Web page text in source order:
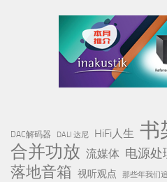
DAC解码器 DALI 达尼 HiFi人生 书
合并功放 流媒体 电源处
落地音箱 视听观点 那些年我们